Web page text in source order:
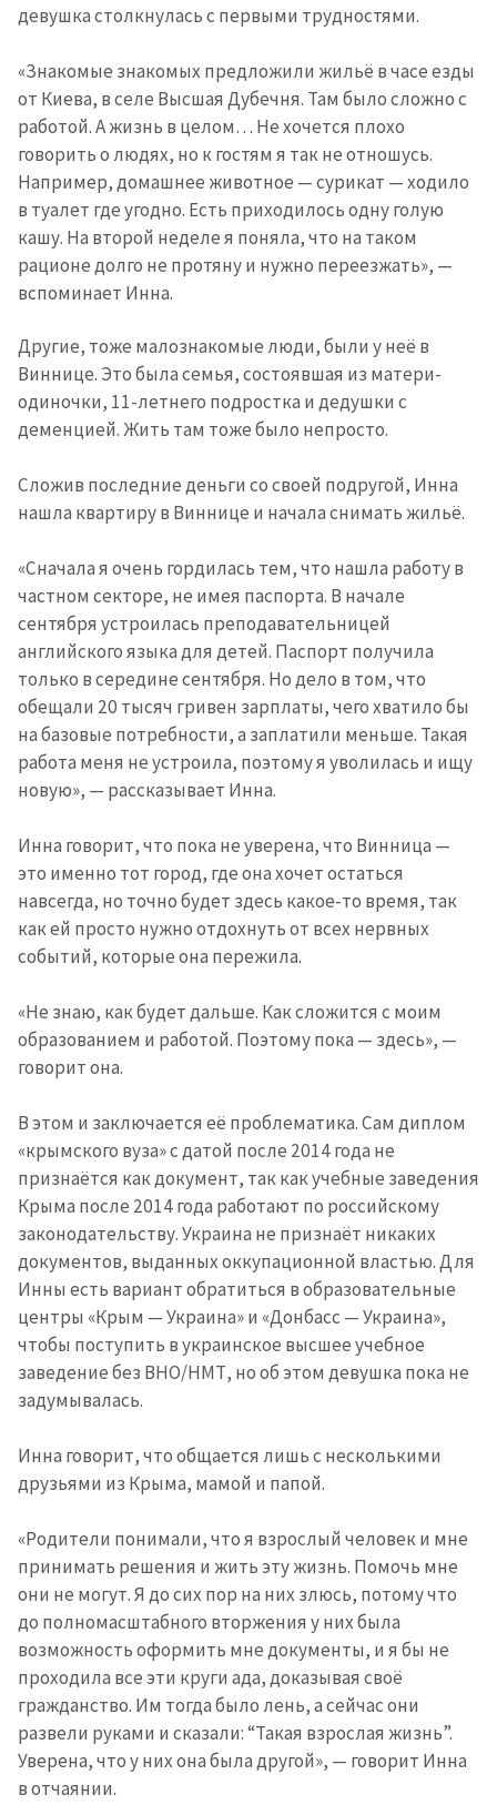
ПОДДЕРЖАТЬ
девушка столкнулась с первыми трудностями.
«Знакомые знакомых предложили жильё в часе езды
от Киева, в селе Высшая Дубечня. Там было сложно с
работой. А жизнь в целом… Не хочется плохо
говорить о людях, но к гостям я так не отношусь.
Например, домашнее животное — сурикат — ходило
в туалет где угодно. Есть приходилось одну голую
кашу. На второй неделе я поняла, что на таком
рационе долго не протяну и нужно переезжать», —
вспоминает Инна.
Другие, тоже малознакомые люди, были у неё в
Виннице. Это была семья, состоявшая из матери-
одиночки, 11-летнего подростка и дедушки с
деменцией. Жить там тоже было непросто.
Сложив последние деньги со своей подругой, Инна
нашла квартиру в Виннице и начала снимать жильё.
«Сначала я очень гордилась тем, что нашла работу в
частном секторе, не имея паспорта. В начале
сентября устроилась преподавательницей
английского языка для детей. Паспорт получила
только в середине сентября. Но дело в том, что
обещали 20 тысяч гривен зарплаты, чего хватило бы
на базовые потребности, а заплатили меньше. Такая
работа меня не устроила, поэтому я уволилась и ищу
новую», — рассказывает Инна.
Инна говорит, что пока не уверена, что Винница —
это именно тот город, где она хочет остаться
навсегда, но точно будет здесь какое-то время, так
как ей просто нужно отдохнуть от всех нервных
событий, которые она пережила.
«Не знаю, как будет дальше. Как сложится с моим
образованием и работой. Поэтому пока — здесь», —
говорит она.
В этом и заключается её проблематика. Сам диплом
«крымского вуза» с датой после 2014 года не
признаётся как документ, так как учебные заведения
Крыма после 2014 года работают по российскому
законодательству. Украина не признаёт никаких
документов, выданных оккупационной властью. Для
Инны есть вариант обратиться в образовательные
центры «Крым — Украина» и «Донбасс — Украина»,
чтобы поступить в украинское высшее учебное
заведение без ВНО/НМТ, но об этом девушка пока не
задумывалась.
Инна говорит, что общается лишь с несколькими
друзьями из Крыма, мамой и папой.
«Родители понимали, что я взрослый человек и мне
принимать решения и жить эту жизнь. Помочь мне
они не могут. Я до сих пор на них злюсь, потому что
до полномасштабного вторжения у них была
возможность оформить мне документы, и я бы не
проходила все эти круги ада, доказывая своё
гражданство. Им тогда было лень, а сейчас они
развели руками и сказали: “Такая взрослая жизнь”.
Уверена, что у них она была другой», — говорит Инна
в отчаянии.
изображение
Ссылка на медиа
медиа
+ Добавить текст
новости
КОНТАКТНЫЙ ИСТОЧНИК
Анонимный источник
Электронная почта
+ Мой email
Я прочитал(а) и согласен(на)
ОТПРАВИТЬ НОВОСТЬ